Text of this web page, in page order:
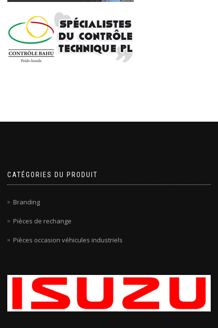
CATÉGORIES DU PRODUIT
Branding
Pièces de rechange
Pièces occasion véhicules industriels